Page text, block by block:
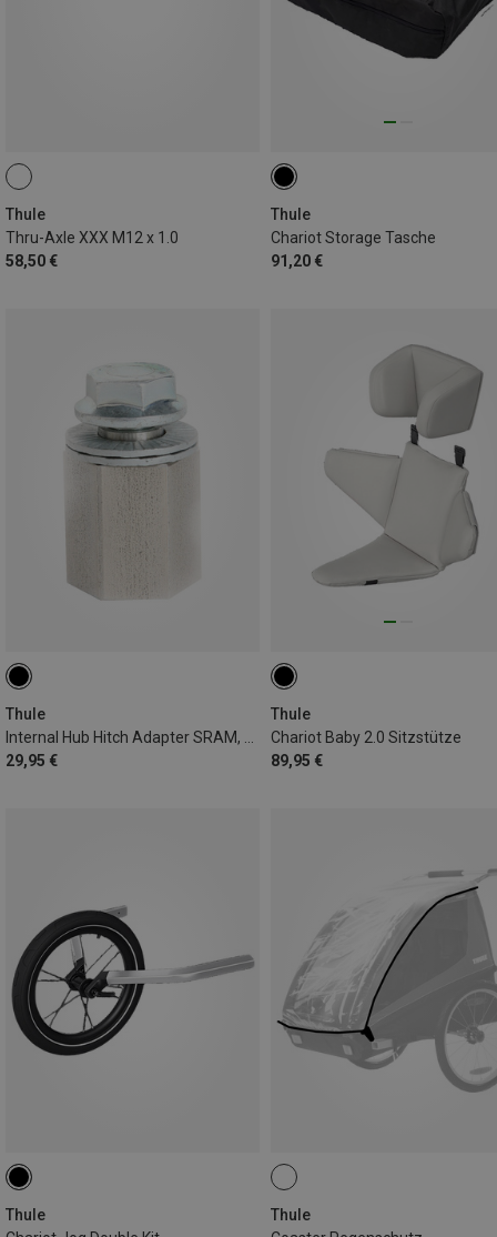
Thule
Thru-Axle XXX M12 x 1.0
58,50 €
Thule
Chariot Storage Tasche
91,20 €
Thule
Internal Hub Hitch Adapter SRAM, M10x1.0
29,95 €
Thule
Chariot Baby 2.0 Sitzstütze
89,95 €
Thule
Thule